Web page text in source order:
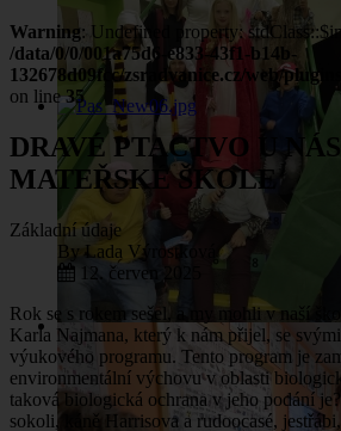
Warning: Undefined property:
/data/0/0/001a75d6-e833-43f1-b14b-
132678d09fcc/zsradvanice.cz/web/
on line35
DRAVÉ PTACTVO U
MATEŘSKÉ ŠKOLE
Základní údaje
By Lada Výrostková
12. červen 2025
Rok se s rokem sešel, a my mohli v naší
Karla Najmana, který k nám přijel, se
výukového programu. Tento program je
environmentální výchovu v oblasti
taková biologická ochrana v jeho podání
sokoli, káně Harrisova a rudoocasé,